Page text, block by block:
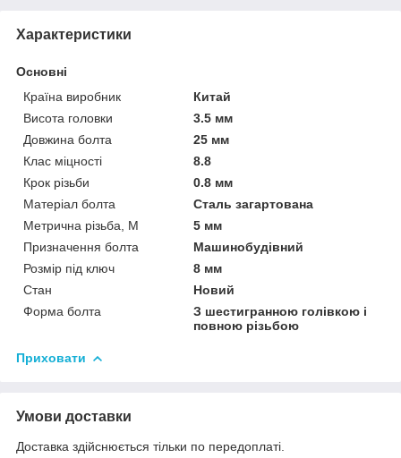
Характеристики
Основні
Країна виробник
Китай
Висота головки
3.5 мм
Довжина болта
25 мм
Клас міцності
8.8
Крок різьби
0.8 мм
Матеріал болта
Сталь загартована
Метрична різьба, М
5 мм
Призначення болта
Машинобудівний
Розмір під ключ
8 мм
Стан
Новий
Форма болта
З шестигранною голівкою і
повною різьбою
Приховати
Умови доставки
Доставка здійснюється тільки по передоплаті.